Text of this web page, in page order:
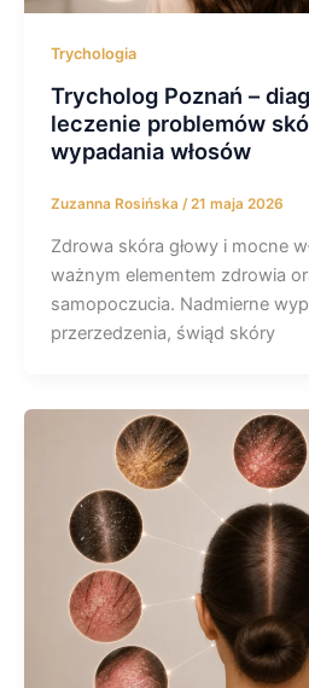
Trychologia
Trycholog Poznań –
leczenie problemów
wypadania włosów
Zuzanna Rosińska /21 maja 2026
Zdrowa skóra głowy i mocne
ważnym elementem zdrowia
samopoczucia. Nadmierne
przerzedzenia, świąd skóry